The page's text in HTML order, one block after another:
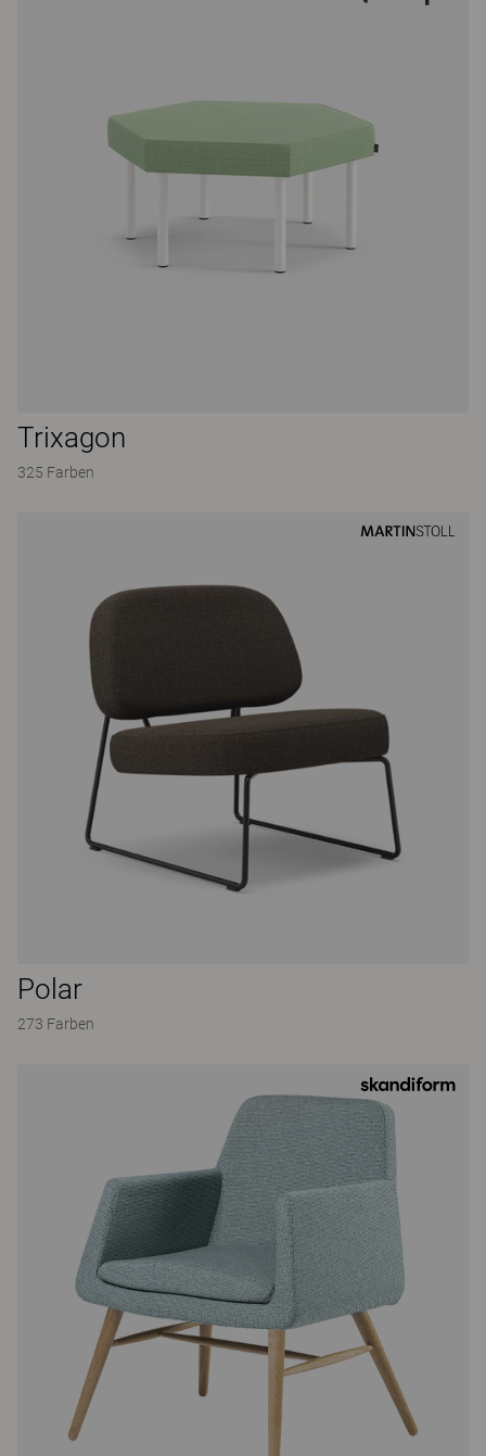
Trixagon
325 Farben
Polar
273 Farben